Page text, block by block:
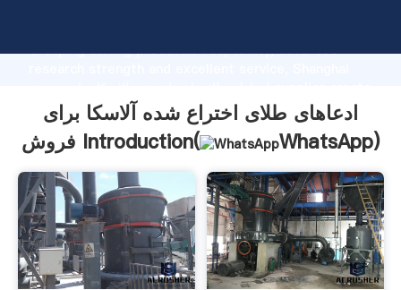
Grasping strong production capability, advanced
the value and bring values to all of customers.
ادعاهای طلای اختراع شده آلاسکا برای
فروش Introduction(
WhatsApp)